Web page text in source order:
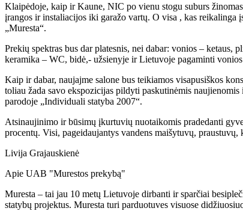
Klaipėdoje, kaip ir Kaune, NIC po vienu stogu suburs
įrangos ir instaliacijos iki garažo vartų. O visa , kas
„Muresta“.
Prekių spektras bus dar platesnis, nei dabar: vonios – ketaus,
keramika – WC, bidė,- užsienyje ir Lietuvoje pagaminti
Kaip ir dabar, naujajme salone bus teikiamos visapusiškos
toliau žada savo ekspozicijas pildyti paskutinėmis
parodoje „Individuali statyba 2007“.
Atsinaujinimo ir būsimų įkurtuvių nuotaikomis pradedanti
procentų. Visi, pageidaujantys vandens maišytuvų,
Livija Grajauskienė
Apie UAB "Murestos prekybą"
Muresta – tai jau 10 metų Lietuvoje dirbanti ir sparčiai
statybų projektus. Muresta turi parduotuves visuose